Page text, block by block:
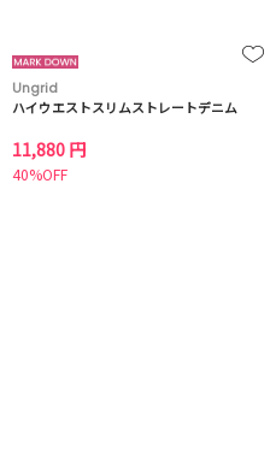
Ungrid
ハイウエストスリムストレートデニム
11,880 円
40%OFF